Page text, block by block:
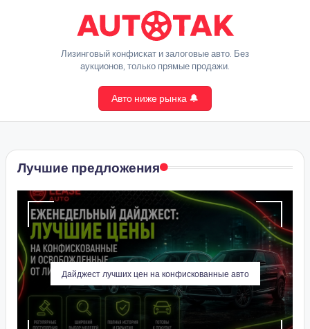
содержимому
A
t
o
T
a
k
Лизинговый конфискат и залоговые авто. Без
аукционов, только прямые продажи.
Авто ниже рынка 🔔
Лучшие предложения
Дайджест лучших цен на конфискованные авто